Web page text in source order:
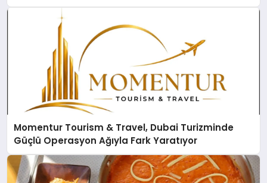
Momentur Tourism & Travel, Dubai Turizminde
Güçlü Operasyon Ağıyla Fark Yaratıyor